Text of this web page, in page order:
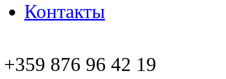
Контакты
+359 876 96 42 19